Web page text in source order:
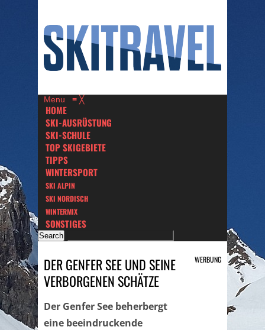
Menu ≡ ╳
HOME
SKI-AUSRÜSTUNG
SKI-SCHULE
TOP SKIGEBIETE
TIPPS
WINTERSPORT
SKI ALPIN
SKI NORDISCH
WINTERMIX
SONSTIGES
DER GENFER SEE UND SEINE
VERBORGENEN SCHÄTZE
WERBUNG
Der Genfer See beherbergt
eine beeindruckende